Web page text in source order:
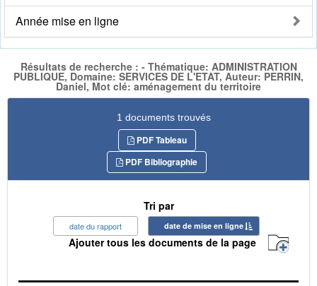
Année mise en ligne
Résultats de recherche : - Thématique: ADMINISTRATION
PUBLIQUE, Domaine: SERVICES DE L'ETAT, Auteur: PERRIN,
Daniel, Mot clé: aménagement du territoire
1 documents trouvés
PDF Tableau
PDF Bibliographie
Tri par
date du rapport date de mise en ligne
Ajouter tous les documents de la page